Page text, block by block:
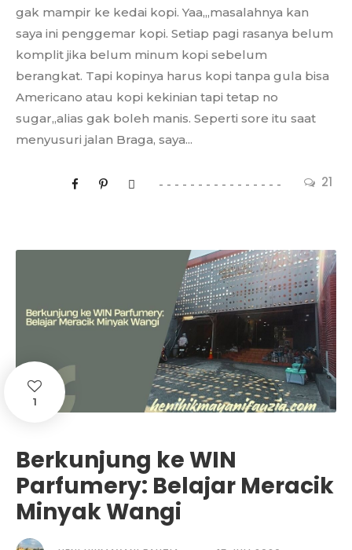
21
gak mampir ke kedai kopi. Yaa,,,masalahnya kan
saya ini penggemar kopi. Setiap pagi rasanya belum
komplit jika belum minum kopi sebelum
berangkat. Tapi kopinya harus kopi tanpa gula bisa
Americano atau kopi kekinian tapi tetap no
sugar,,alias gak boleh manis. Seperti sore itu saat
menyusuri jalan Braga, saya...
1
Berkunjung ke WIN
Parfumery: Belajar Meracik
Minyak Wangi